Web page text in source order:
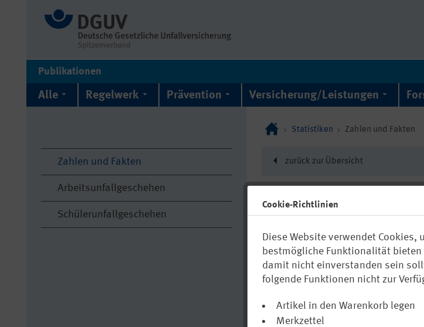
Publikationen
Alle Regelwerk Prävention Versicherung/Leistungen
Zahlen und Fakten
Arbeitsunfallgeschehen
Schülerunfallgeschehen
Statistiken Zahlen und Fakten
zurück zur Übersicht
Cookie-Richtlinien
Diese Website verwendet Cookies,
bestmögliche Funktionalität bieten
damit nicht einverstanden sein
folgende Funktionen nicht zur
Artikel in den Warenkorb legen
Merkzettel